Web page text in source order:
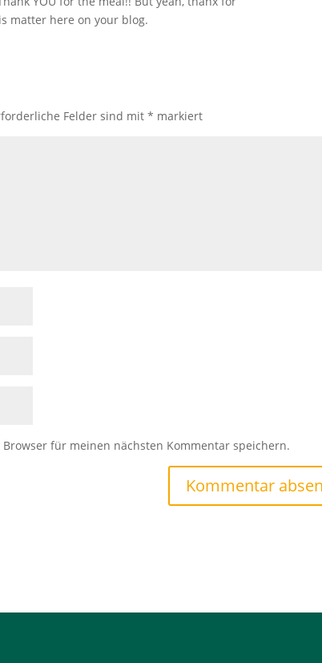
matter here on your blog.
Felder sind mit* markiert
für meinen nächsten Kommentar speichern.